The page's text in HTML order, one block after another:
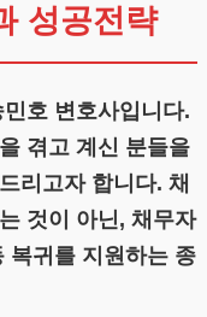
성공전략
호 변호사입니다.
겪고 계신 분들을
리고자 합니다. 채
것이 아닌, 채무자
복귀를 지원하는 종